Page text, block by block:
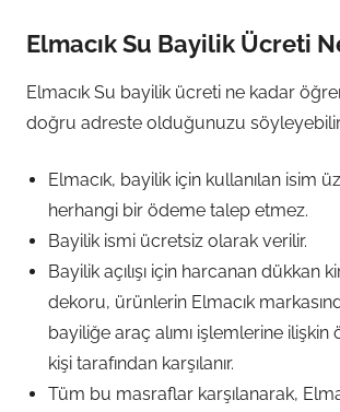
Elmacık Su Bayilik Ücreti
Elmacık Su bayilik ücreti ne kadar
doğru adreste olduğunuzu
Elmacık, bayilik için kullanılan isim
herhangi bir ödeme talep etmez.
Bayilik ismi ücretsiz olarak verilir.
Bayilik açılışı için harcanan dükkan
dekoru, ürünlerin Elmacık
bayiliğe araç alımı işlemlerine ilişkin
kişi tarafından karşılanır.
Tüm bu masraflar karşılanarak,